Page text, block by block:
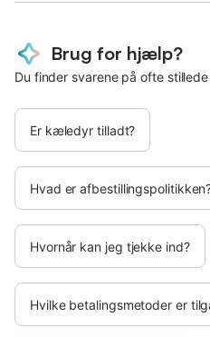
Brug for hjælp?
Du finder svarene på ofte
Er kæledyr tilladt?
Hvad er
Hvornår kan jeg tjekke ind?
Hvilke betalingsmetoder er